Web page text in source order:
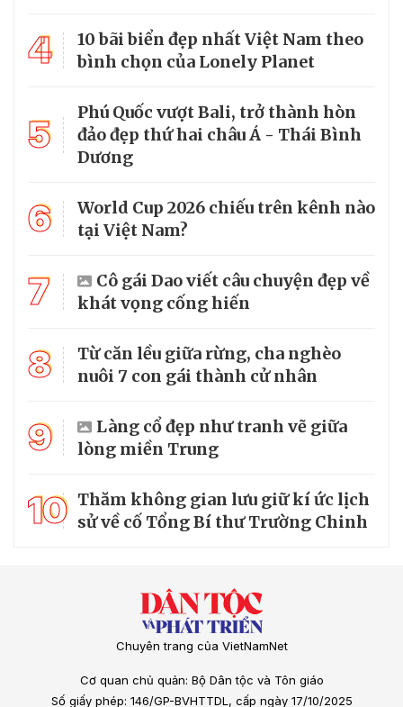
4
10 bãi biển đẹp nhất Việt Nam theo
bình chọn của Lonely Planet
5
Phú Quốc vượt Bali, trở thành hòn
đảo đẹp thứ hai châu Á - Thái Bình
Dương
6
World Cup 2026 chiếu trên kênh nào
tại Việt Nam?
7
Cô gái Dao viết câu chuyện đẹp về
khát vọng cống hiến
8
Từ căn lều giữa rừng, cha nghèo
nuôi 7 con gái thành cử nhân
9
Làng cổ đẹp như tranh vẽ giữa
lòng miền Trung
10 Thăm không gian lưu giữ kí ức lịch
sử về cố Tổng Bí thư Trường Chinh
Chuyên trang của VietNamNet
Cơ quan chủ quản: Bộ Dân tộc và Tôn giáo
Số giấy phép: 146/GP-BVHTTDL, cấp ngày 17/10/2025